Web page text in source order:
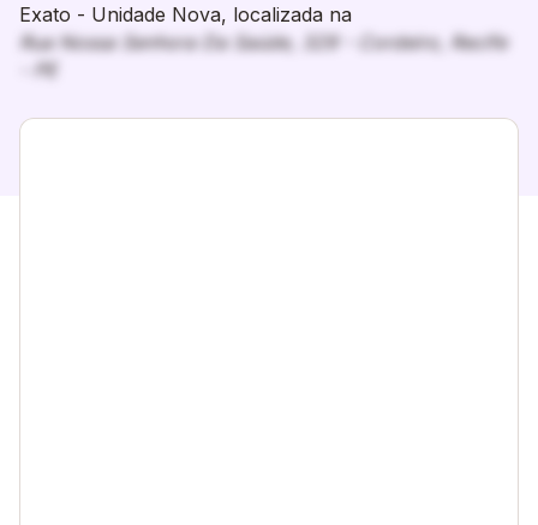
Exato - Unidade Nova, localizada na
Rua Nossa Senhora Da Saúde, 329 - Cordeiro, Recife
- PE